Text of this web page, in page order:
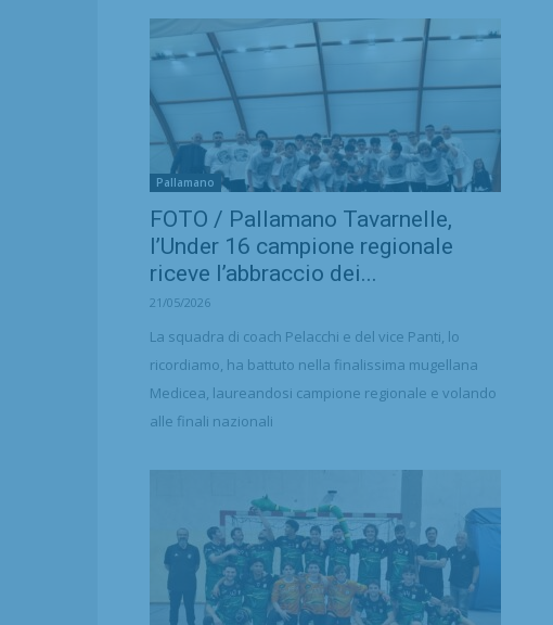
Pallamano
FOTO / Pallamano Tavarnelle,
l’Under 16 campione regionale
riceve l’abbraccio dei...
21/05/2026
La squadra di coach Pelacchi e del vice Panti, lo
ricordiamo, ha battuto nella finalissima mugellana
Medicea, laureandosi campione regionale e volando
alle finali nazionali